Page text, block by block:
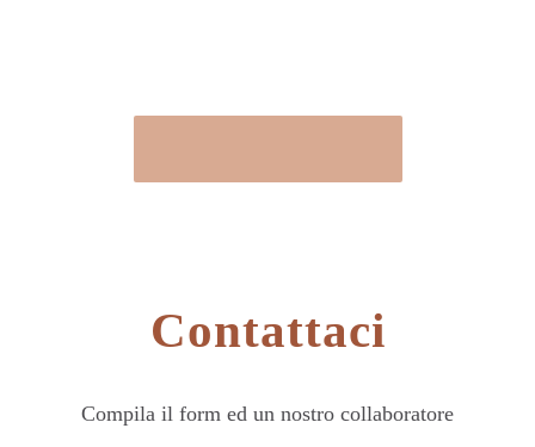
Contattaci
Compila il form ed un nostro collaboratore